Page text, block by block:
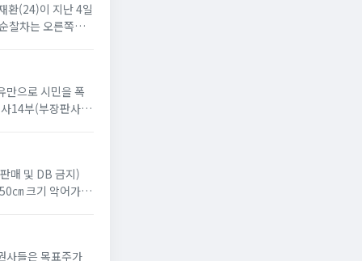
환(24)이 지난 4일
찰차는 오른쪽으
만으로 시민을 폭
14부(부장판사 윤
매 및 DB 금지)
㎝ 크기 악어가 있
사들은 목표주가